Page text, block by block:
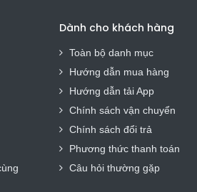
Dành cho khách hàng
Toàn bộ danh mục
Hướng dẫn mua hàng
Hướng dẫn tải App
Chính sách vận chuyển
Chính sách đổi trả
Phương thức thanh toán
Câu hỏi thường gặp